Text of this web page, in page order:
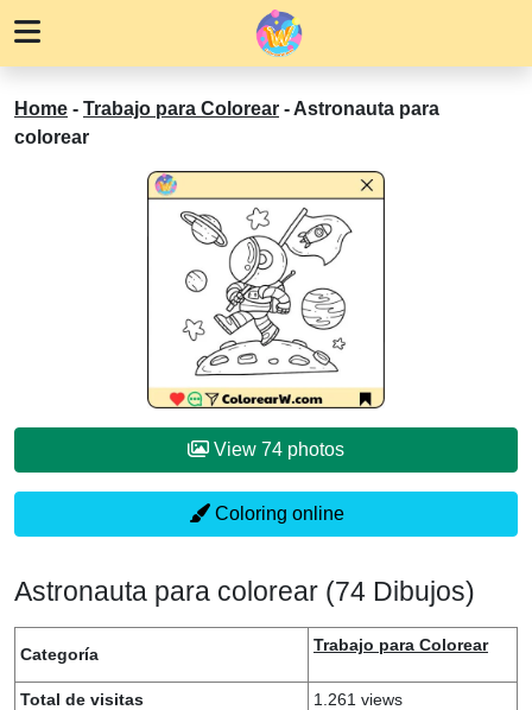
Home - Trabajo para Colorear - Astronauta para
colorear
View 74 photos
Coloring online
Astronauta para colorear (74 Dibujos)
Categoría Trabajo para Colorear
Total de visitas
1.261 views